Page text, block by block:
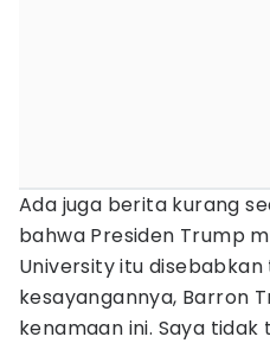
Ada juga berita kurang
bahwa Presiden Trump
University itu
kesayangannya, Barron
kenamaan ini. Saya tidak